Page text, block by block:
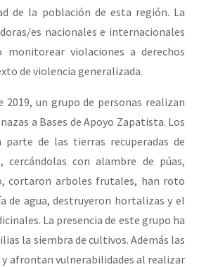
de la población de esta región. La
es nacionales e internacionales
violaciones a derechos
de violencia generalizada.
2019, un grupo de personas realizan
a Bases de Apoyo Zapatista. Los
parte de las tierras recuperadas de
cercándolas con alambre de púas,
cortaron arboles frutales, han roto
de agua, destruyeron hortalizas y el
La presencia de este grupo ha
la siembra de cultivos. Además las
y afrontan vulnerabilidades al realizar